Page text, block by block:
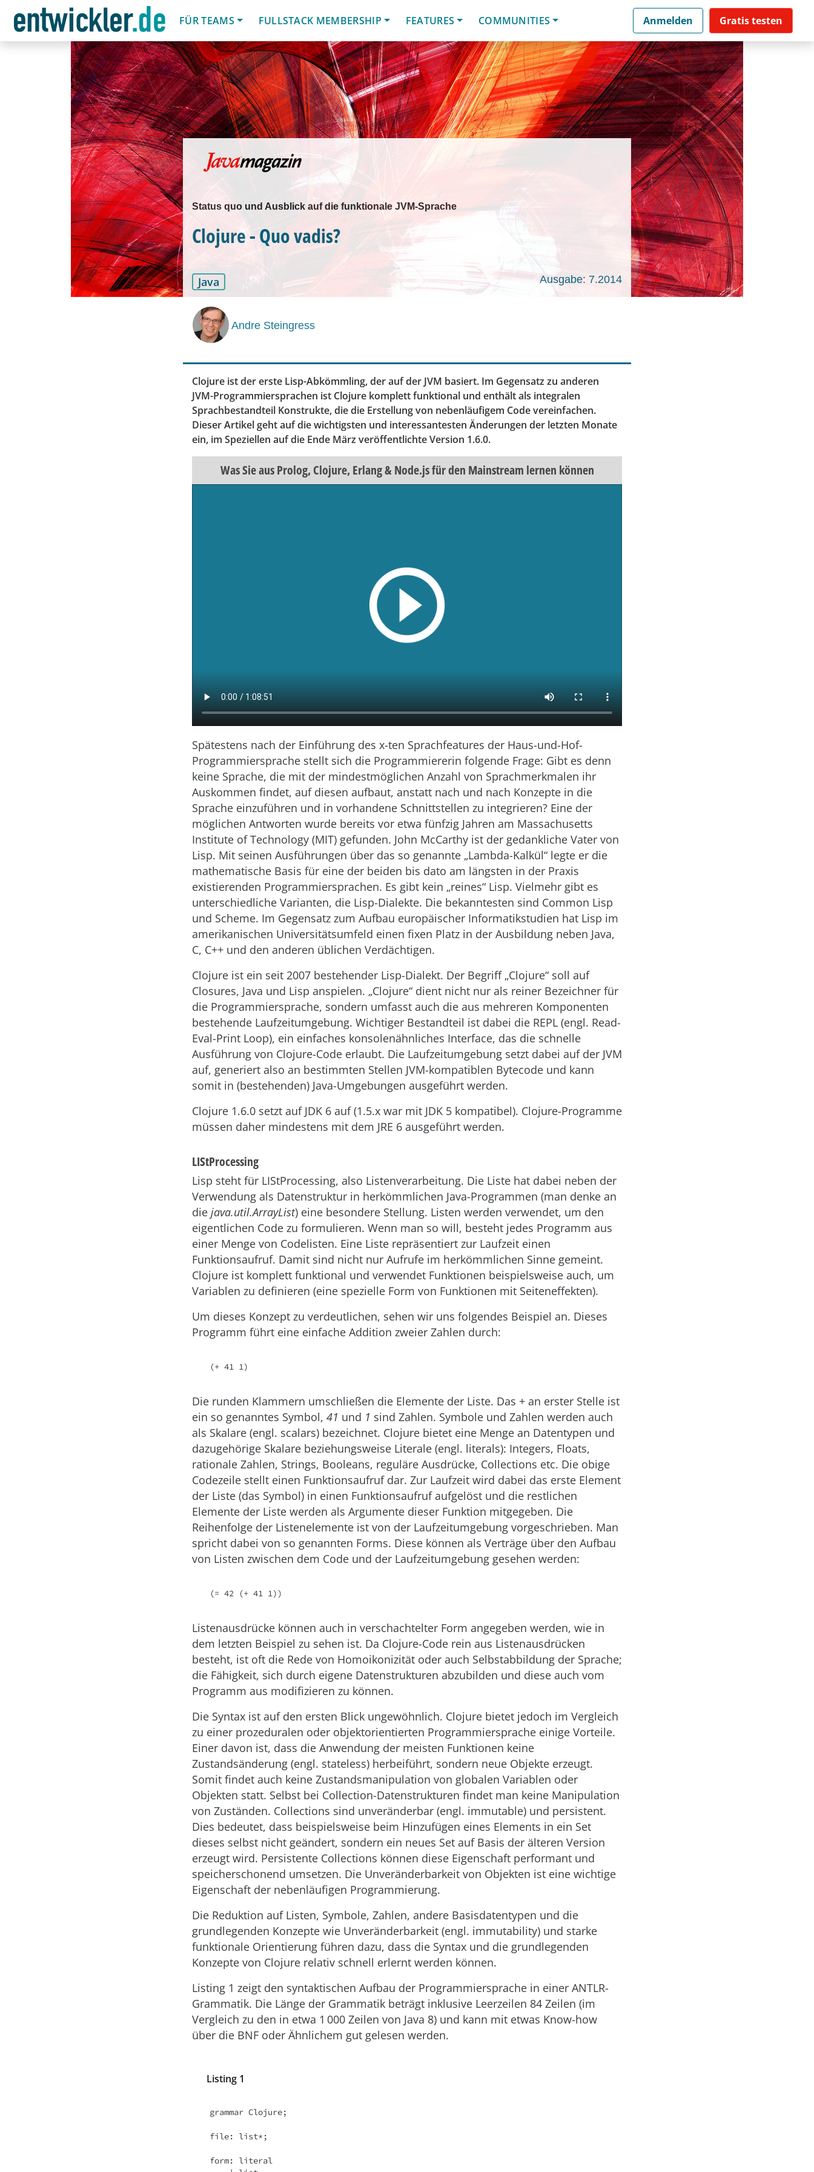
FÜR TEAMS
FULLSTACK MEMBERSHIP FEATURES COMMUNITIES Anmelden Gratis testen
Status quo und Ausblick auf die funktionale JVM-Sprache
Clojure - Quo vadis?
Java Ausgabe: 7.2014
Andre Steingress
Clojure ist der erste Lisp-Abkömmling, der auf der JVM basiert. Im Gegensatz zu anderen
JVM-Programmiersprachen ist Clojure komplett funktional und enthält als integralen
Sprachbestandteil Konstrukte, die die Erstellung von nebenläufigem Code vereinfachen.
Dieser Artikel geht auf die wichtigsten und interessantesten Änderungen der letzten Monate
ein, im Speziellen auf die Ende März veröffentlichte Version 1.6.0.
Was Sie aus Prolog, Clojure, Erlang & Node.js für den Mainstream lernen können
Spätestens nach der Einführung des x-ten Sprachfeatures der Haus-und-Hof-
Programmiersprache stellt sich die Programmiererin folgende Frage: Gibt es denn
keine Sprache, die mit der mindestmöglichen Anzahl von Sprachmerkmalen ihr
Auskommen findet, auf diesen aufbaut, anstatt nach und nach Konzepte in die
Sprache einzuführen und in vorhandene Schnittstellen zu integrieren? Eine der
möglichen Antworten wurde bereits vor etwa fünfzig Jahren am Massachusetts
Institute of Technology (MIT) gefunden. John McCarthy ist der gedankliche Vater von
Lisp. Mit seinen Ausführungen über das so genannte „Lambda-Kalkül“ legte er die
mathematische Basis für eine der beiden bis dato am längsten in der Praxis
existierenden Programmiersprachen. Es gibt kein „reines“ Lisp. Vielmehr gibt es
unterschiedliche Varianten, die Lisp-Dialekte. Die bekanntesten sind Common Lisp
und Scheme. Im Gegensatz zum Aufbau europäischer Informatikstudien hat Lisp im
amerikanischen Universitätsumfeld einen fixen Platz in der Ausbildung neben Java,
C, C++ und den anderen üblichen Verdächtigen.
Clojure ist ein seit 2007 bestehender Lisp-Dialekt. Der Begriff „Clojure“ soll auf
Closures, Java und Lisp anspielen. „Clojure“ dient nicht nur als reiner Bezeichner für
die Programmiersprache, sondern umfasst auch die aus mehreren Komponenten
bestehende Laufzeitumgebung. Wichtiger Bestandteil ist dabei die REPL (engl. Read-
Eval-Print Loop), ein einfaches konsolenähnliches Interface, das die schnelle
Ausführung von Clojure-Code erlaubt. Die Laufzeitumgebung setzt dabei auf der JVM
auf, generiert also an bestimmten Stellen JVM-kompatiblen Bytecode und kann
somit in (bestehenden) Java-Umgebungen ausgeführt werden.
Clojure 1.6.0 setzt auf JDK 6 auf (1.5.x war mit JDK 5 kompatibel). Clojure-Programme
müssen daher mindestens mit dem JRE 6 ausgeführt werden.
LIStProcessing
Lisp steht für LIStProcessing, also Listenverarbeitung. Die Liste hat dabei neben der
Verwendung als Datenstruktur in herkömmlichen Java-Programmen (man denke an
die java.util.ArrayList) eine besondere Stellung. Listen werden verwendet, um den
eigentlichen Code zu formulieren. Wenn man so will, besteht jedes Programm aus
einer Menge von Codelisten. Eine Liste repräsentiert zur Laufzeit einen
Funktionsaufruf. Damit sind nicht nur Aufrufe im herkömmlichen Sinne gemeint.
Clojure ist komplett funktional und verwendet Funktionen beispielsweise auch, um
Variablen zu definieren (eine spezielle Form von Funktionen mit Seiteneffekten).
Um dieses Konzept zu verdeutlichen, sehen wir uns folgendes Beispiel an. Dieses
Programm führt eine einfache Addition zweier Zahlen durch:
(+ 41 1)
Die runden Klammern umschließen die Elemente der Liste. Das + an erster Stelle ist
ein so genanntes Symbol, 41 und 1 sind Zahlen. Symbole und Zahlen werden auch
als Skalare (engl. scalars) bezeichnet. Clojure bietet eine Menge an Datentypen und
dazugehörige Skalare beziehungsweise Literale (engl. literals): Integers, Floats,
rationale Zahlen, Strings, Booleans, reguläre Ausdrücke, Collections etc. Die obige
Codezeile stellt einen Funktionsaufruf dar. Zur Laufzeit wird dabei das erste Element
der Liste (das Symbol) in einen Funktionsaufruf aufgelöst und die restlichen
Elemente der Liste werden als Argumente dieser Funktion mitgegeben. Die
Reihenfolge der Listenelemente ist von der Laufzeitumgebung vorgeschrieben. Man
spricht dabei von so genannten Forms. Diese können als Verträge über den Aufbau
von Listen zwischen dem Code und der Laufzeitumgebung gesehen werden:
(= 42 (+ 41 1))
Listenausdrücke können auch in verschachtelter Form angegeben werden, wie in
dem letzten Beispiel zu sehen ist. Da Clojure-Code rein aus Listenausdrücken
besteht, ist oft die Rede von Homoikonizität oder auch Selbstabbildung der Sprache;
die Fähigkeit, sich durch eigene Datenstrukturen abzubilden und diese auch vom
Programm aus modifizieren zu können.
Die Syntax ist auf den ersten Blick ungewöhnlich. Clojure bietet jedoch im Vergleich
zu einer prozeduralen oder objektorientierten Programmiersprache einige Vorteile.
Einer davon ist, dass die Anwendung der meisten Funktionen keine
Zustandsänderung (engl. state­less) herbeiführt, sondern neue Objekte erzeugt.
Somit findet auch keine Zustandsmanipulation von globalen Variablen oder
Objekten statt. Selbst bei Collection-Datenstrukturen findet man keine Manipulation
von Zuständen. Collections sind unveränderbar (engl. immutable) und persistent.
Dies bedeutet, dass beispielsweise beim Hinzufügen eines Elements in ein Set
dieses selbst nicht geändert, sondern ein neues Set auf Basis der älteren Version
erzeugt wird. Persistente Collections können diese Eigenschaft performant und
speicherschonend umsetzen. Die Unveränderbarkeit von Objekten ist eine wichtige
Eigenschaft der nebenläufigen Programmierung.
Die Reduktion auf Listen, Symbole, Zahlen, andere Basisdatentypen und die
grundlegenden Konzepte wie Unveränderbarkeit (engl. immutability) und starke
funktionale Orientierung führen dazu, dass die Syntax und die grundlegenden
Konzepte von Clojure relativ schnell erlernt werden können.
Listing 1 zeigt den syntaktischen Aufbau der Programmiersprache in einer ANTLR-
Grammatik. Die Länge der Grammatik beträgt inklusive Leerzeilen 84 Zeilen (im
Vergleich zu den in etwa 1 000 Zeilen von Java 8) und kann mit etwas Know-how
über die BNF oder Ähnlichem gut gelesen werden.
Listing 1
grammar Clojure;
file: list*;
form: literal